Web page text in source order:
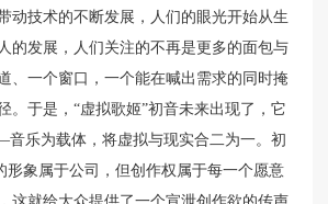
动技术的不断发展，人们的眼光开始从生
的发展，人们关注的不再是更多的面包与
、一个窗口，一个能在喊出需求的同时掩
。于是，“虚拟歌姬”初音未来出现了，它
乐为载体，将虚拟与现实合二为一。初
形象属于公司，但创作权属于每一个愿意